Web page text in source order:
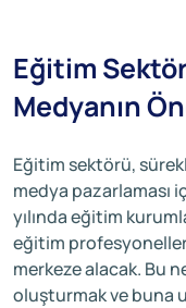
Eğitim
Medyanın
Eğitim sektörü,
medya pazarlaması
yılında eğitim
eğitim
merkeze alacak. Bu
oluşturmak ve buna